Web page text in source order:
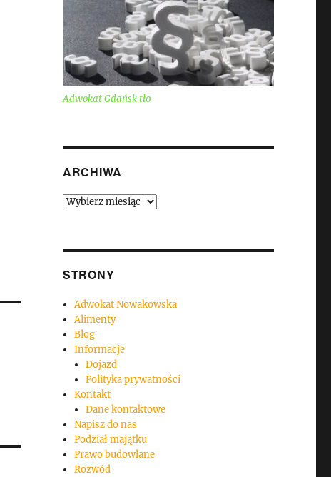
Adwokat Gdańsk tło
ARCHIWA
Archiwa
STRONY
Adwokat Nowakowska
Alimenty
Blog
Informacje
Dojazd
Polityka prywatności
Kontakt
Dane kontaktowe
Napisz do nas
Podział majątku
Prawo budowlane
Rozwód